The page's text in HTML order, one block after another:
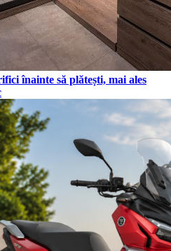
înainte să plătești, mai ales